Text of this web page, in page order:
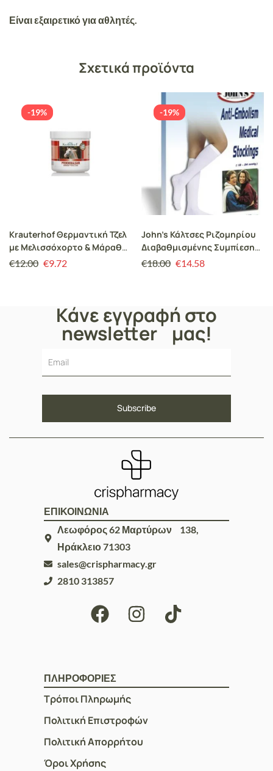
Είναι εξαιρετικό για αθλητές.
Σχετικά προϊόντα
-19%
Krauterhof Θερμαντική Τζελ
με Μελισσόχορτο & Μάραθο
για Πόνους Μυών &
€12.00 €9.72
-19%
John’s Κάλτσες Ριζομηρίου
Διαβαθμισμένης Συμπίεσης
με Σιλικόνη 18-24 mmHg Size
€18.00 €14.58
Κάνε εγγραφή στο
newsletter μας!
ΕΠΙΚΟΙΝΩΝΙΑ
Λεωφόρος 62 Μαρτύρων 138,
Ηράκλειο 71303
sales@crispharmacy.gr
2810 313857
ΠΛΗΡΟΦΟΡΙΕΣ
Τρόποι Πληρωμής
Πολιτική Επιστροφών
Πολιτική Απορρήτου
Όροι Χρήσης